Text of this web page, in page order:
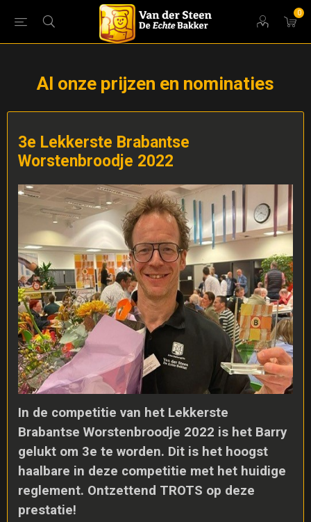
0
Al onze prijzen en nominaties
3e Lekkerste Brabantse
Worstenbroodje 2022
In de competitie van het Lekkerste
Brabantse Worstenbroodje 2022 is het Barry
gelukt om 3e te worden. Dit is het hoogst
haalbare in deze competitie met het huidige
reglement. Ontzettend TROTS op deze
prestatie!